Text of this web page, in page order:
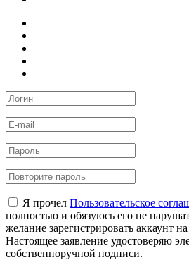
Я прочел Пользовательское
полностью и обязуюсь его не
желание зарегистрировать аккаунт
Настоящее заявление удостоверяю
собственноручной подписи.